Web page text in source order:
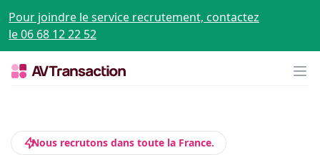
Pour joindre le service recrutement, contactez
le 06 68 12 22 52
Nous recrutons dans toute la France.